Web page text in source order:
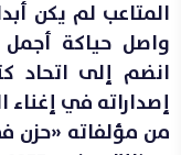
المتاعب لم يكن
واصل حياكة أجمل
إصداراته في إغناء